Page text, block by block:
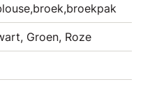
Groen, Roze